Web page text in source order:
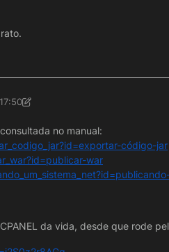
no manual:
código-jar
war
da vida, desde que rode